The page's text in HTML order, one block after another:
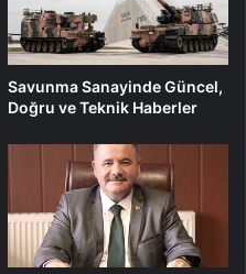
Savunma Sanayinde Güncel,
Doğru ve Teknik Haberler